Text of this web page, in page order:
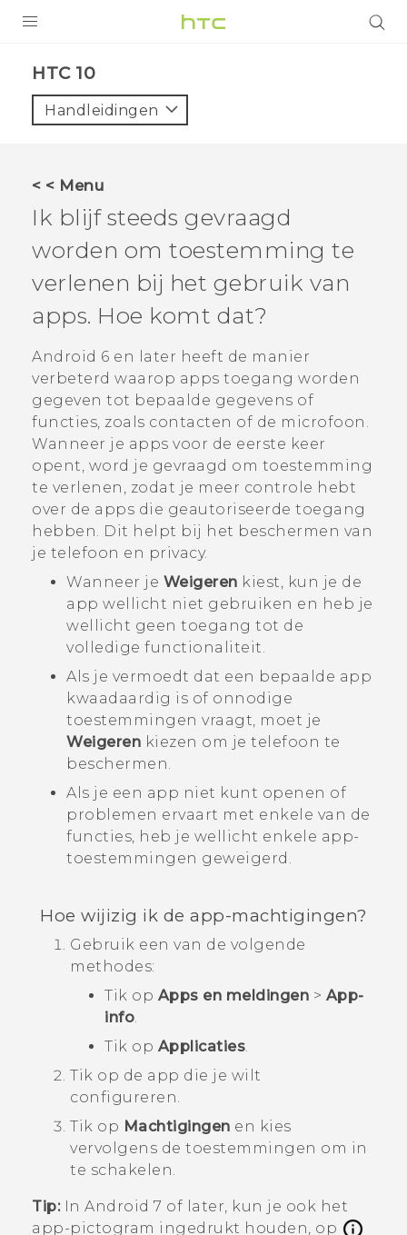
VIVE
AANBIEDINGEN
HTC Club
SUPPORT
HTC-apparaten & -accessoires
VIVERSE
Aanmelden
HTC 10‎
Handleidingen
< < Menu
Ik blijf steeds gevraagd
worden om toestemming te
verlenen bij het gebruik van
apps. Hoe komt dat?
Android 6 en later heeft de manier
verbeterd waarop apps toegang worden
gegeven tot bepaalde gegevens of
functies, zoals contacten of de microfoon.
Wanneer je apps voor de eerste keer
opent, word je gevraagd om toestemming
te verlenen, zodat je meer controle hebt
over de apps die geautoriseerde toegang
hebben. Dit helpt bij het beschermen van
je telefoon en privacy.
Wanneer je Weigeren kiest, kun je de
app wellicht niet gebruiken en heb je
wellicht geen toegang tot de
volledige functionaliteit.
Als je vermoedt dat een bepaalde app
kwaadaardig is of onnodige
toestemmingen vraagt, moet je
Weigeren kiezen om je telefoon te
beschermen.
Als je een app niet kunt openen of
problemen ervaart met enkele van de
functies, heb je wellicht enkele app-
toestemmingen geweigerd.
Hoe wijizig ik de app-machtigingen?
Gebruik een van de volgende
methodes:
Tik op Apps en meldingen > App-
info.
Tik op Applicaties.
Tik op de app die je wilt
configureren.
Tik op Machtigingen en kies
vervolgens de toestemmingen om in
te schakelen.
Tip:In Android 7 of later, kun je ook het
app-pictogram ingedrukt houden, op